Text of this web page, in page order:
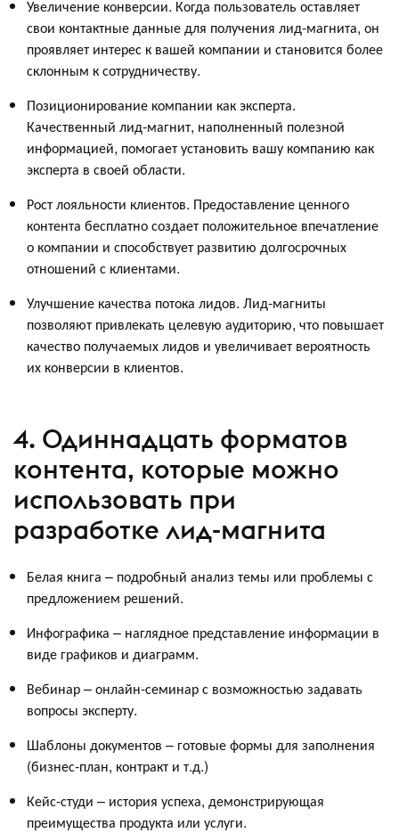
Увеличение конверсии. Когда пользователь оставляет
свои контактные данные для получения лид-магнита, он
проявляет интерес к вашей компании и становится более
склонным к сотрудничеству.
Позиционирование компании как эксперта.
Качественный лид-магнит, наполненный полезной
информацией, помогает установить вашу компанию как
эксперта в своей области.
Рост лояльности клиентов. Предоставление ценного
контента бесплатно создает положительное впечатление
о компании и способствует развитию долгосрочных
отношений с клиентами.
Улучшение качества потока лидов. Лид-магниты
позволяют привлекать целевую аудиторию, что повышает
качество получаемых лидов и увеличивает вероятность
их конверсии в клиентов.
4. Одиннадцать форматов
контента, которые можно
использовать при
разработке лид-магнита
Белая книга – подробный анализ темы или проблемы с
предложением решений.
Инфографика – наглядное представление информации в
виде графиков и диаграмм.
Вебинар – онлайн-семинар с возможностью задавать
вопросы эксперту.
Шаблоны документов – готовые формы для заполнения
(бизнес-план, контракт и т.д.)
Кейс-студи – история успеха, демонстрирующая
преимущества продукта или услуги.